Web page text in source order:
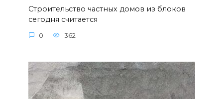
Строительство частных домов из блоков
сегодня считается
0 362